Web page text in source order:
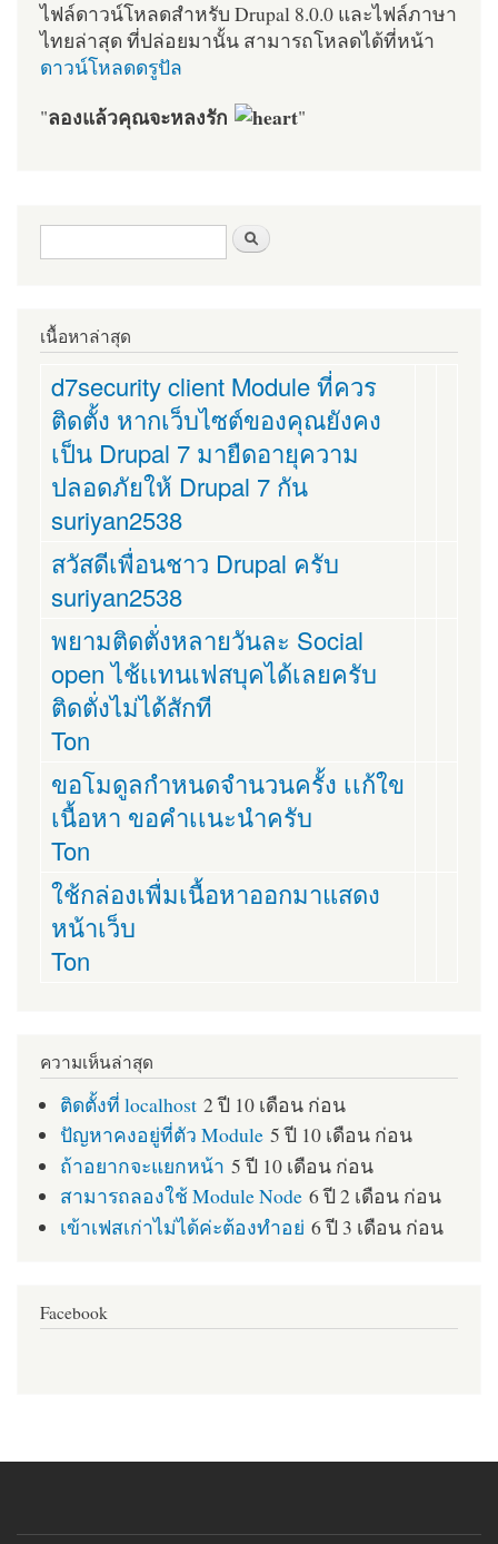
ไฟล์ดาวน์โหลดสำหรับ Drupal 8.0.0 และไฟล์ภาษา
ไทยล่าสุด ที่ปล่อยมานั้น สามารถโหลดได้ที่หน้า
ดาวน์โหลดดรูปัล
"ลองแล้วคุณจะหลงรัก "
ฟอร์มค้นหา
เนื้อหาล่าสุด
d7security client Module ที่ควร
ติดตั้ง หากเว็บไซต์ของคุณยังคง
เป็น Drupal 7 มายืดอายุความ
ปลอดภัยให้ Drupal 7 กัน
suriyan2538
สวัสดีเพื่อนชาว Drupal ครับ
suriyan2538
พยามติดตั่งหลายวันละ Social
open ไช้เเทนเฟสบุคได้เลยครับ
ติดตั่งไม่ได้สักที
Ton
ขอโมดูลกำหนดจำนวนครั้ง เเก้ใข
เนื้อหา ขอคำเเนะนำครับ
Ton
ใช้กล่องเพื่มเนื้อหาออกมาแสดง
หน้าเว็บ
Ton
ความเห็นล่าสุด
ติดตั้งที่ localhost 2 ปี 10 เดือน ก่อน
ปัญหาคงอยู่ที่ตัว Module 5 ปี 10 เดือน ก่อน
ถ้าอยากจะแยกหน้า 5 ปี 10 เดือน ก่อน
สามารถลองใช้ Module Node 6 ปี 2 เดือน ก่อน
เข้าเฟสเก่าไม่ได้ค่ะต้องทำอย่ 6 ปี 3 เดือน ก่อน
Facebook